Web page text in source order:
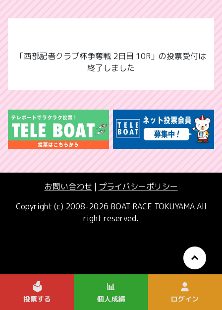
「西部記者クラブ杯争奪戦 2日目 10R」の投票受付は
終了しました
お問い合わせ | プライバシーポリシー
Copyright (c) 2008-2026 BOAT RACE TOKUYAMA All
right reserved.
🗳️
投票する
📊
個人成績 ログイン